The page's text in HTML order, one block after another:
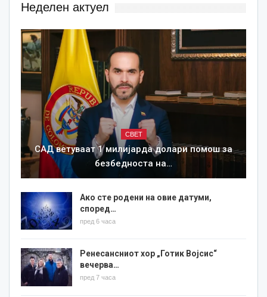
Неделен актуел
СВЕТ
САД ветуваат 1 милијарда долари помош за
безбедноста на…
Ако сте родени на овие датуми,
според…
пред 6 часа
Ренесансниот хор „Готик Војсис“
вечерва…
пред 7 часа